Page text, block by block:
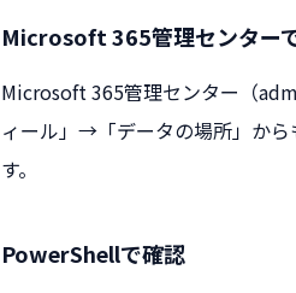
Microsoft 365管理センター
Microsoft 365管理センター（
ィール」→「データの場所」か
す。
PowerShellで確認